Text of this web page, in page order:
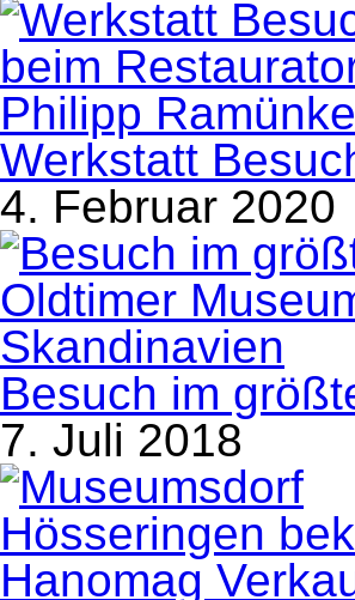
Werkstatt
4. Februar 2020
Besuch im
7. Juli 2018